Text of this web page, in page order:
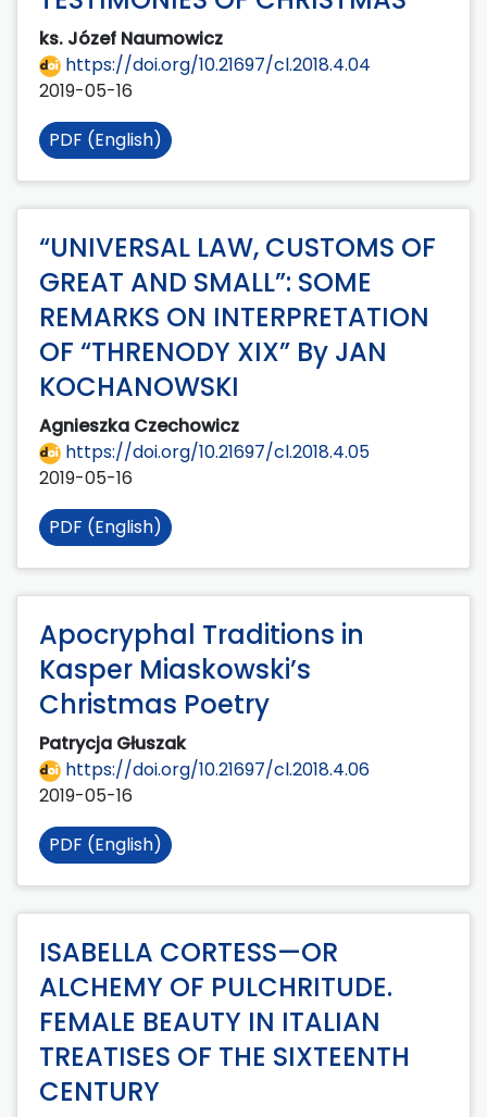
ks. Józef Naumowicz
https://doi.org/10.21697/cl.2018.4.04
2019-05-16
PDF (English)
“UNIVERSAL LAW, CUSTOMS OF
GREAT AND SMALL”: SOME
REMARKS ON INTERPRETATION
OF “THRENODY XIX” By JAN
KOCHANOWSKI
Agnieszka Czechowicz
https://doi.org/10.21697/cl.2018.4.05
2019-05-16
PDF (English)
Apocryphal Traditions in
Kasper Miaskowski’s
Christmas Poetry
Patrycja Głuszak
https://doi.org/10.21697/cl.2018.4.06
2019-05-16
PDF (English)
ISABELLA CORTESS—OR
ALCHEMY OF PULCHRITUDE.
FEMALE BEAUTY IN ITALIAN
TREATISES OF THE SIXTEENTH
CENTURY